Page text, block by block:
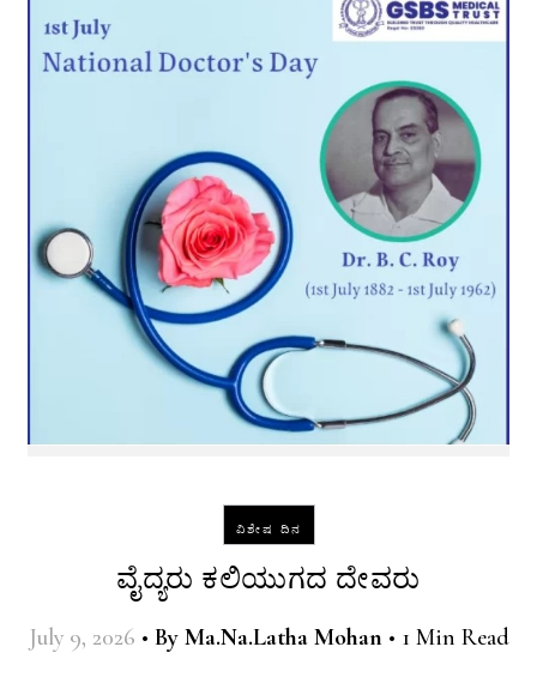
ವಿಶೇಷ ದಿನ
ವೈದ್ಯರು ಕಲಿಯುಗದ ದೇವರು
July 9, 2026 • By Ma.Na.Latha Mohan • 1 Min Read